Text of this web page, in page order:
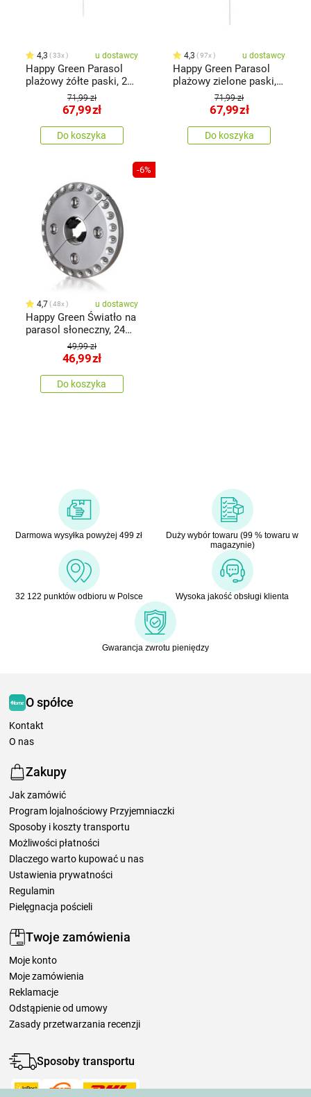
4,3 33x u dostawcy
Happy Green Parasol
plażowy żółte paski, 230
71,99 zł
67,99zł
Do koszyka
4,3 97x u dostawcy
Happy Green Parasol
plażowy zielone paski,
71,99 zł
67,99zł
Do koszyka
-6%
4,7 48x u dostawcy
Happy Green Światło na
parasol słoneczny, 24
49,99 zł
46,99zł
Do koszyka
Darmowa wysyłka powyżej 499 zł
Duży wybór towaru (99 % towaru w
magazynie)
32 122 punktów odbioru w Polsce Wysoka jakość obsługi klienta
Gwarancja zwrotu pieniędzy
O spółce
Kontakt
O nas
Zakupy
Jak zamówić
Program lojalnościowy Przyjemniaczki
Sposoby i koszty transportu
Możliwości płatności
Dlaczego warto kupować u nas
Ustawienia prywatności
Regulamin
Pielęgnacja pościeli
Twoje zamówienia
Moje konto
Moje zamówienia
Reklamacje
Odstąpienie od umowy
Zasady przetwarzania recenzji
Sposoby transportu